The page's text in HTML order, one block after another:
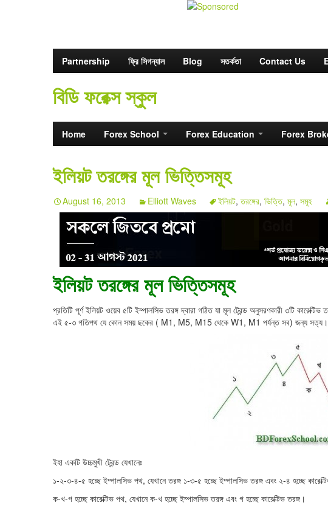
Partnership ফ্রি সিগন্যাল Blog সতর্কতা Contact Us
বিডি ফরেক্স স্কুল
Home Forex School Forex Education Forex
ইলিয়ট তরঙ্গের মূল ভিত্তিসমূহ
August 16, 2013 Elliott Waves ইলিয়ট,তরঙ্গের, ভিত্তি, মূল, সমূহ
ইলিয়ট তরঙ্গের মূল ভিত্তিসমূহ
প্রতিটি পূর্ণ ইলিয়ট ওয়েব ৫টি ইম্পালসিভ তরঙ্গ দ্বারা গঠিত যা মূল ট্রেন্ড অনুসরণকারী ৩টি
এই ৫-৩ গতিপথ যে কোন সময় ছকের ( M1, M5, M15 থেকে W1, M1 পর্যন্ত সব) জন্য সত্য।
ইহা একটি উচ্চমুখী ট্রেন্ড যেখানেঃ
১-২-৩-৪-৫ হচ্ছে ইম্পালসিভ পথ, যেখানে তরঙ্গ ১-৩-৫ হচ্ছে ইম্পালসিভ তরঙ্গ এবং ২-৪ হচ্ছে
ক-খ-গ হচ্ছে কারেক্টিভ পথ, যেখানে ক-খ হচ্ছে ইম্পালসিভ তরঙ্গ এবং গ হচ্ছে কারেক্টিভ তরঙ্গ।